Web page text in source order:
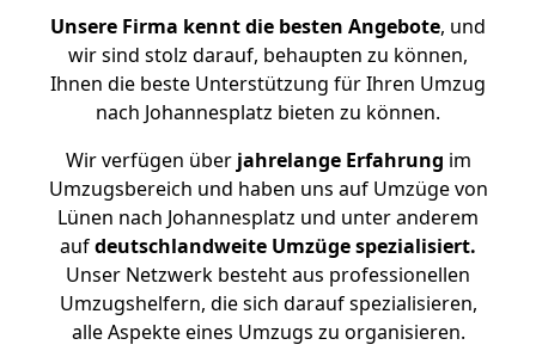
Unsere Firma kennt die besten Angebote, und
wir sind stolz darauf, behaupten zu können,
Ihnen die beste Unterstützung für Ihren Umzug
nach Johannesplatz bieten zu können.
Wir verfügen überjahrelange Erfahrung im
Umzugsbereich und haben uns auf Umzüge von
Lünen nach Johannesplatz und unter anderem
aufdeutschlandweite Umzüge spezialisiert.
Unser Netzwerk besteht aus professionellen
Umzugshelfern, die sich darauf spezialisieren,
alle Aspekte eines Umzugs zu organisieren.